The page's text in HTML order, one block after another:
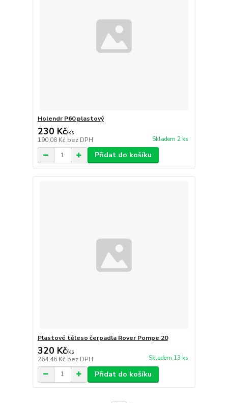
Holendr P60 plastový
230 Kč/ks
190,08 Kč bez DPH Skladem 2 ks
Přidat do košíku
Plastové těleso čerpadla Rover Pompe 20
320 Kč/ks
264,46 Kč bez DPH Skladem 13 ks
Přidat do košíku